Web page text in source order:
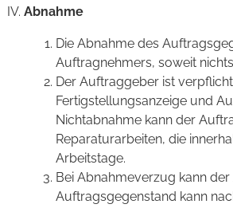
Abnahme
Die Abnahme des
Auftragnehmers, soweit
Der Auftraggeber ist
Fertigstellungsanzeige und
Nichtabnahme kann der
Reparaturarbeiten, die
Arbeitstage.
Bei Abnahmeverzug kann
Auftragsgegenstand kann